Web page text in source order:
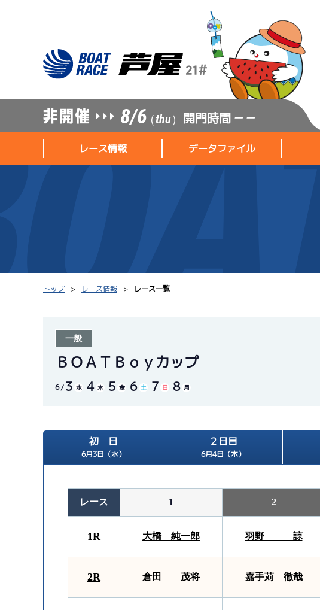
8/6（thu） 開門時間 — —
レース情報
シリーズインデックス
レース結果一覧
モーター抽選結果・
前検タイムランキング
データファイル
モーター台帳
ボートデータ
水面特性・進入コース別情報
トップ レース情報 レース一覧
一般
ＢＯＡＴＢｏｙカップ
6 3 水 4 木 5 金 6 土 7 日 8 月
初 日
6月3日（水）
２日目
6月4日（木）
レース 1 2
1R 大橋 純一郎 羽野 諒
2R 倉田 茂将 嘉手苅 徹哉